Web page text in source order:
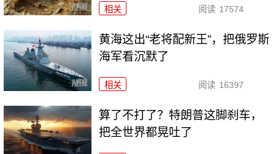
相关 阅读 17574
黄海这出“老将配新王”，把俄罗斯
海军看沉默了
相关 阅读 16397
算了不打了？特朗普这脚刹车，
把全世界都晃吐了